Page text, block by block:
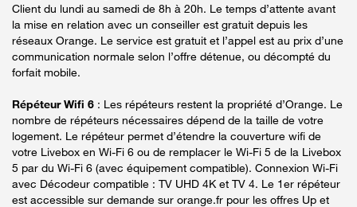
Client du lundi au samedi de 8h à 20h. Le temps d’attente avant
la mise en relation avec un conseiller est gratuit depuis les
réseaux Orange. Le service est gratuit et l’appel est au prix d’une
communication normale selon l’offre détenue, ou décompté du
forfait mobile.
Répéteur Wifi 6 : Les répéteurs restent la propriété d’Orange. Le
nombre de répéteurs nécessaires dépend de la taille de votre
logement. Le répéteur permet d’étendre la couverture wifi de
votre Livebox en Wi-Fi 6 ou de remplacer le Wi-Fi 5 de la Livebox
5 par du Wi-Fi 6 (avec équipement compatible). Connexion Wi-Fi
avec Décodeur compatible : TV UHD 4K et TV 4. Le 1er répéteur
est accessible sur demande sur orange.fr pour les offres Up et